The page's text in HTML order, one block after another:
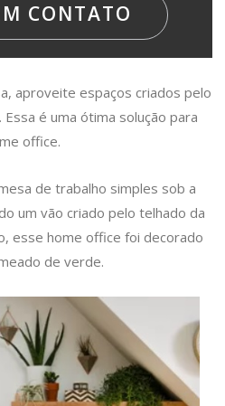
CONTATO
aproveite espaços criados pelo
é uma ótima solução para
office.
de trabalho simples sob a
um vão criado pelo telhado da
esse home office foi decorado
de verde.